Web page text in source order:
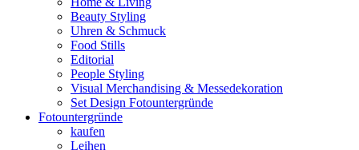
Beauty Styling
Uhren & Schmuck
Food Stills
Editorial
People Styling
Visual Merchandising & Messedekoration
Set Design Fotountergründe
Fotountergründe
kaufen
Leihen